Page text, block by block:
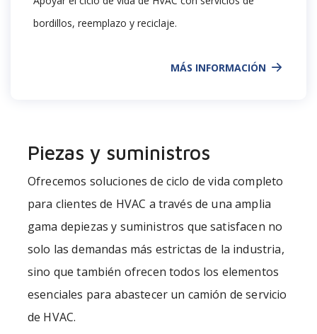
bordillos, reemplazo y reciclaje.
MÁS INFORMACIÓN
Piezas y suministros
Ofrecemos soluciones de ciclo de vida completo
para clientes de HVAC a través de una amplia
gama depiezas y suministros que satisfacen no
solo lasdemandas más estrictas de la industria,
sino que también ofrecen todos los elementos
esenciales para abastecer un camión de servicio
de HVAC.